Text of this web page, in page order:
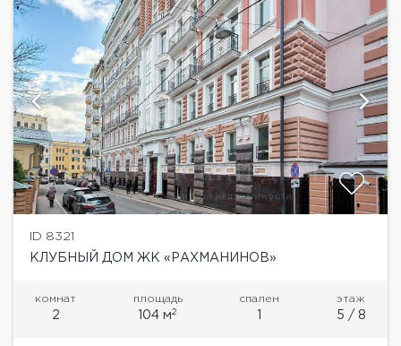
ID 8321
КЛУБНЫЙ ДОМ ЖК «РАХМАНИНОВ»
комнат
2
площадь
104 м2
спален
1
этаж
5 / 8